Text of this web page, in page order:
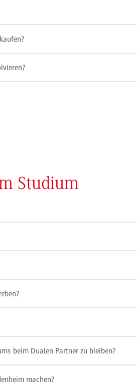
Studium
beim Dualen Partner zu bleiben?
machen?